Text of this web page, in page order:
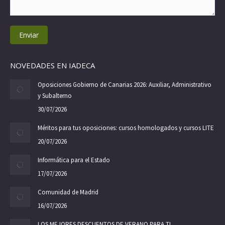
Enviar
NOVEDADES EN IADECA
Oposiciones Gobierno de Canarias 2026: Auxiliar, Administrativo
y Subalterno
30/07/2026
Méritos para tus oposiciones: cursos homologados y cursos LITE
20/07/2026
Informática para el Estado
17/07/2026
Comunidad de Madrid
16/07/2026